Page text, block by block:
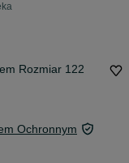
Rozmiar 122
Ochronnym